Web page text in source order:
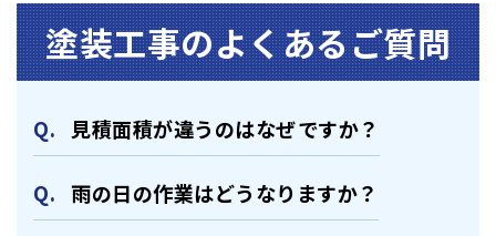
塗装⼯事のよくあるご質問
⾒積⾯積が違うのはなぜですか？
⾬の日の作業はどうなりますか？